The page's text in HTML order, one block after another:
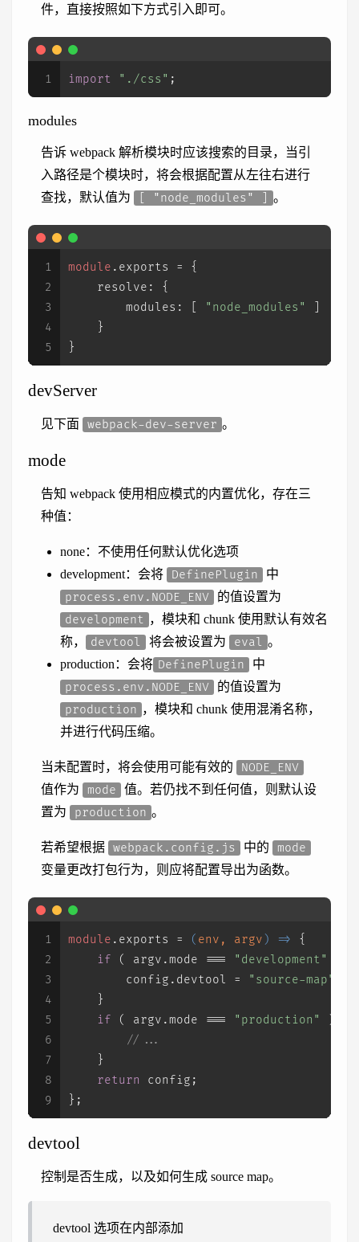
件，直接按照如下方式引入即可。
1 import "./css" ;
modules
告诉 webpack 解析模块时应该搜索的目录，当引
入路径是个模块时，将会根据配置从左往右进行
查找，默认值为
[ "node_modules" ] 。
1
2
3
4
5
module . exports
= {
resolve : {
modules : [ "node_modules"
    }
}
devServer
见下面 webpack-dev-server 。
mode
告知 webpack 使用相应模式的内置优化，存在三
种值：
none：不使用任何默认优化选项
development：会将
DefinePlugin
中
process.env.NODE_ENV
的值设置为
development ，模块和 chunk 使用默认有效名
称，
devtool 将会被设置为 eval 。
production：会将 DefinePlugin
中
process.env.NODE_ENV
的值设置为
production ，模块和 chunk 使用混淆名称，
并进行代码压缩。
当未配置时，将会使用可能有效的
NODE_ENV
值作为
mode
值。若仍找不到任何值，则默认设
置为
production 。
若希望根据 webpack.config.js 中的
mode
变量更改打包行为，则应将配置导出为函数。
1
2
3
4
5
6
7
8
9
module . exports = ( env, argv ) =>
{
if ( argv.mode === "development"
        config.
devtool = "source-map"
    }
if ( argv.mode === "production"
) {
//...
    }
return
config;
};
devtool
控制是否生成，以及如何生成 source map。
devtool 选项在内部添加